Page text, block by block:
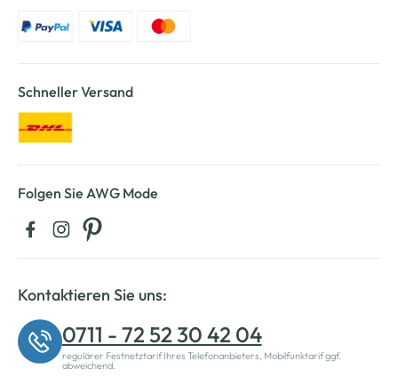
Schneller Versand
Folgen Sie AWG Mode
Kontaktieren Sie uns:
0711 - 72 52 30 42 04
regulärer Festnetztarif Ihres Telefonanbieters, Mobilfunktarif ggf.
abweichend.